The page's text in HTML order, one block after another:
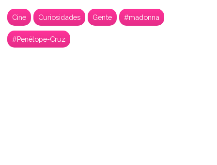
Cine Curiosidades Gente #madonna
#Penélope-Cruz